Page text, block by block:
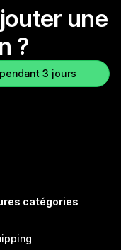
une
?
3 jours
catégories